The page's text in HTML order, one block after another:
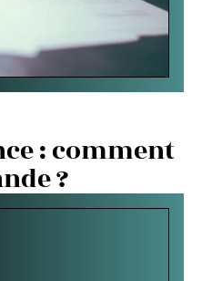
: comment
?